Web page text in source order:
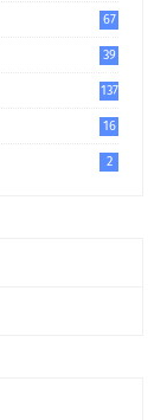
67
39
137
16
2